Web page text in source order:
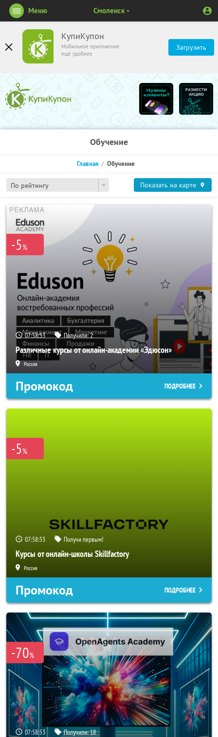
КупиКупон
Мобильное приложение
ещё удобнее
Загрузить
Меню Смоленск
Обучение
По рейтингу
Главная Обучение
Показать на карте
-5%
07:58:50 Получили:2
Различные курсы от онлайн-академии «Эдюсон»
Россия
Промокод ПОДРОБНЕЕ
-5%
07:58:50 Получи первым!
Курсы от онлайн-школы Skillfactory
Россия
Промокод ПОДРОБНЕЕ
-70%
07:58:50 Получили:18